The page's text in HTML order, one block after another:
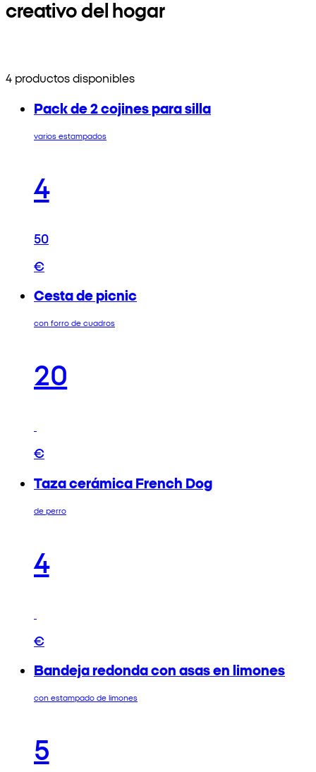
creativo del hogar
4 productos disponibles
Pack de 2 cojines para silla
varios estampados
4
50
€
Cesta de picnic
con forro de cuadros
20
€
Taza cerámica French Dog
de perro
4
€
Bandeja redonda con asas en limones
con estampado de limones
5